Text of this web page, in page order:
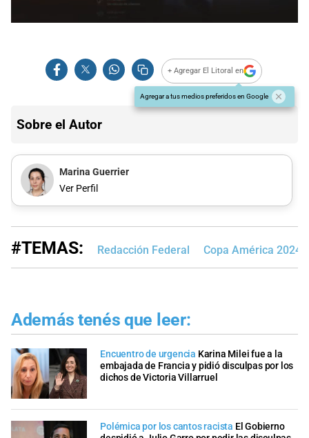
seconds
+ Agregar El Litoral en
Agregar a tus medios preferidos en Google
Sobre el Autor
Marina Guerrier
Ver Perfil
#TEMAS: Redacción Federal Copa América 2024
Además tenés que leer:
Encuentro de urgencia Karina Milei fue a la
embajada de Francia y pidió disculpas por los
dichos de Victoria Villarruel
Polémica por los cantos racista El Gobierno